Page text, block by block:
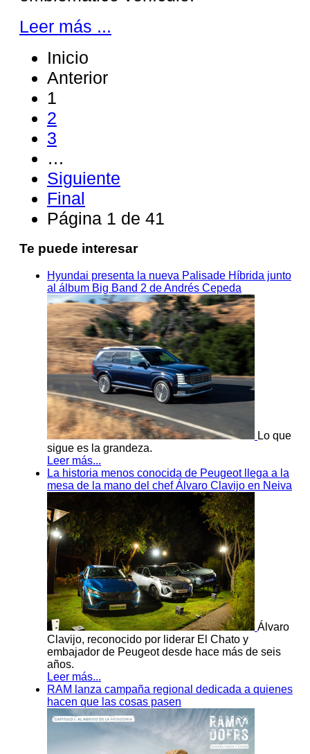
Leer más ...
Inicio
Anterior
1
2
3
…
Siguiente
Final
Página 1 de 41
Te puede interesar
Hyundai presenta la nueva Palisade Híbrida junto
al álbum Big Band 2 de Andrés Cepeda
Lo que
sigue es la grandeza.
Leer más...
La historia menos conocida de Peugeot llega a la
mesa de la mano del chef Álvaro Clavijo en Neiva
Álvaro
Clavijo, reconocido por liderar El Chato y
embajador de Peugeot desde hace más de seis
años.
Leer más...
RAM lanza campaña regional dedicada a quienes
hacen que las cosas pasen